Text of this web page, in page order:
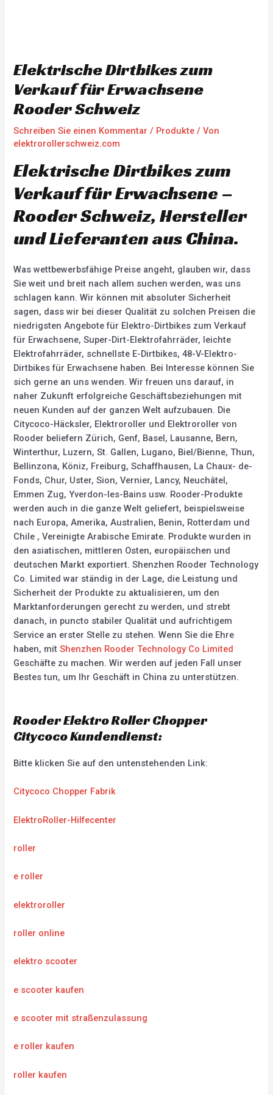
Elektrische Dirtbikes zum
Verkauf für Erwachsene
Rooder Schweiz
Schreiben Sie einen Kommentar / Produkte / Von
elektrorollerschweiz.com
Elektrische Dirtbikes zum
Verkauf für Erwachsene –
Rooder Schweiz, Hersteller
und Lieferanten aus China.
Was wettbewerbsfähige Preise angeht, glauben wir, dass
Sie weit und breit nach allem suchen werden, was uns
schlagen kann. Wir können mit absoluter Sicherheit
sagen, dass wir bei dieser Qualität zu solchen Preisen die
niedrigsten Angebote für Elektro-Dirtbikes zum Verkauf
für Erwachsene, Super-Dirt-Elektrofahrräder, leichte
Elektrofahrräder, schnellste E-Dirtbikes, 48-V-Elektro-
Dirtbikes für Erwachsene haben. Bei Interesse können Sie
sich gerne an uns wenden. Wir freuen uns darauf, in
naher Zukunft erfolgreiche Geschäftsbeziehungen mit
neuen Kunden auf der ganzen Welt aufzubauen. Die
Citycoco-Häcksler, Elektroroller und Elektroroller von
Rooder beliefern Zürich, Genf, Basel, Lausanne, Bern,
Winterthur, Luzern, St. Gallen, Lugano, Biel/Bienne, Thun,
Bellinzona, Köniz, Freiburg, Schaffhausen, La Chaux- de-
Fonds, Chur, Uster, Sion, Vernier, Lancy, Neuchâtel,
Emmen Zug, Yverdon-les-Bains usw. Rooder-Produkte
werden auch in die ganze Welt geliefert, beispielsweise
nach Europa, Amerika, Australien, Benin, Rotterdam und
Chile , Vereinigte Arabische Emirate. Produkte wurden in
den asiatischen, mittleren Osten, europäischen und
deutschen Markt exportiert. Shenzhen Rooder Technology
Co. Limited war ständig in der Lage, die Leistung und
Sicherheit der Produkte zu aktualisieren, um den
Marktanforderungen gerecht zu werden, und strebt
danach, in puncto stabiler Qualität und aufrichtigem
Service an erster Stelle zu stehen. Wenn Sie die Ehre
haben, mitShenzhen Rooder Technology Co Limited
Geschäfte zu machen. Wir werden auf jeden Fall unser
Bestes tun, um Ihr Geschäft in China zu unterstützen.
Rooder Elektro Roller Chopper
Citycoco Kundendienst:
Bitte klicken Sie auf den untenstehenden Link:
Citycoco Chopper Fabrik
ElektroRoller-Hilfecenter
roller
e roller
elektroroller
roller online
elektro scooter
e scooter kaufen
e scooter mit straßenzulassung
e roller kaufen
roller kaufen